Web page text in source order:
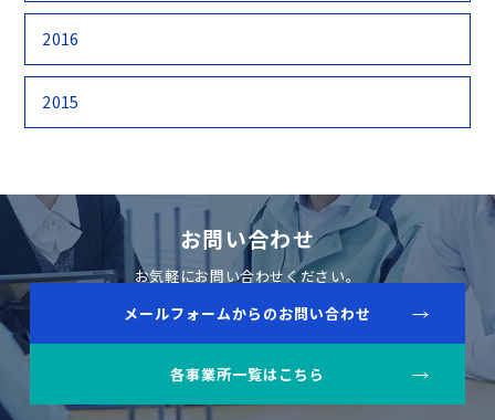
2016
2015
お問い合わせ
お気軽にお問い合わせください。
メールフォームからのお問い合わせ
各事業所一覧はこちら